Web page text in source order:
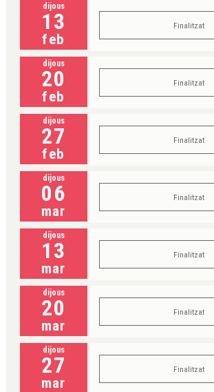
dijous
13
feb
Finalitzat
dijous
20
feb
Finalitzat
dijous
27
feb
Finalitzat
dijous
06
mar
Finalitzat
dijous
13
mar
Finalitzat
dijous
20
mar
Finalitzat
dijous
27
mar
Finalitzat